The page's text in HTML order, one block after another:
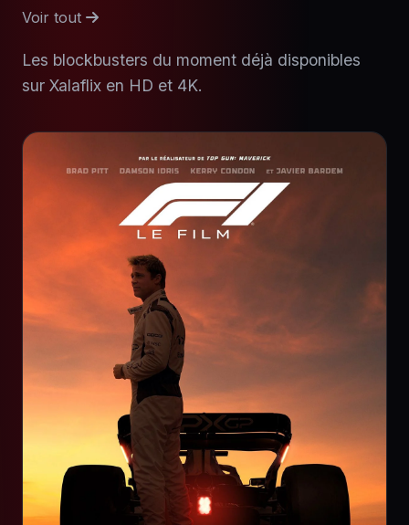
Voir tout
Les blockbusters du moment déjà disponibles
sur Xalaflix en HD et 4K.